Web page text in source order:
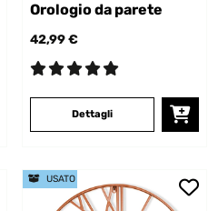
Orologio da parete
42,99 €
Dettagli
USATO